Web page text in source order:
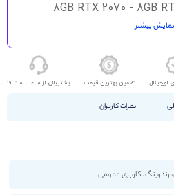
نمایش بیشتر
اورجینال تضمین بهترین قیمت پشتیبانی از ساعت 8 تا 19
نظرات کاربران
رندرینگ، کاربری عمومی